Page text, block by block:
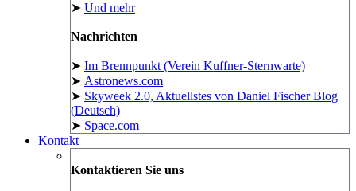
➤ Und mehr
Nachrichten
➤ Im Brennpunkt (Verein Kuffner-Sternwarte)
➤ Astronews.com
➤ Skyweek 2.0, Aktuellstes von Daniel Fischer Blog
(Deutsch)
➤ Space.com
Kontakt
Kontaktieren Sie uns